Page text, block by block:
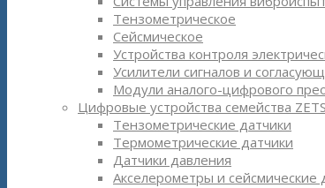
Тензометрическое
Сейсмическое
Устройства контроля
Усилители сигналов и
Модули аналого-цифрового
Цифровые устройства семейства
Тензометрические датчики
Термометрические датчики
Датчики давления
Акселерометры и сейсмические